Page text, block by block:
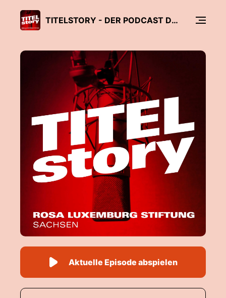
TITELSTORY - DER PODCAST DER ROSA-LUXEMBURG-STIFTUNG SACHSEN
Aktuelle Episode abspielen